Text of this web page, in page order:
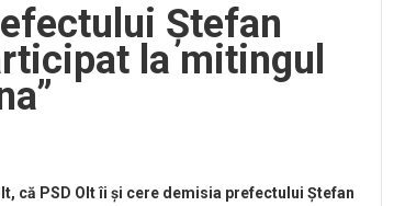
Ștefan
la mitingul
că PSD Olt îi și cere demisia prefectului Ștefan